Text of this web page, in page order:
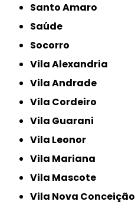
Santo Amaro
Saúde
Socorro
Vila Alexandria
Vila Andrade
Vila Cordeiro
Vila Guarani
Vila Leonor
Vila Mariana
Vila Mascote
Vila Nova Conceição